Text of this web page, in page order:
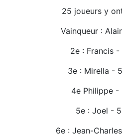
25 joueurs y
Vainqueur :
2e : Francis
3e : Mirella -
4e Philippe -
5e : Joel -
6e : Jean-